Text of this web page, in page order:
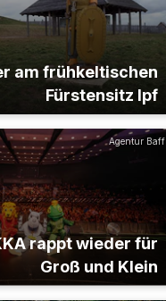
am frühkeltischen
Fürstensitz Ipf
Agentur Baff
rappt wieder für
Groß und Klein